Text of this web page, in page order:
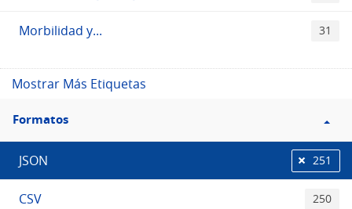
Morbilidad y... 31
Mostrar Más Etiquetas
Filtro
Formatos
Formatos
JSON 251
CSV 250